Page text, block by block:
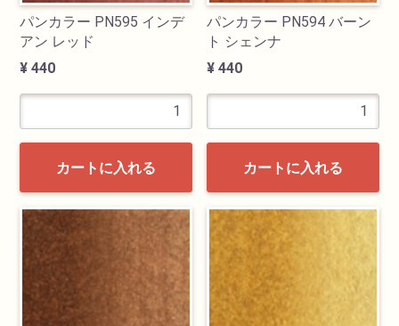
パンカラー PN595 インデ
アン レッド
¥ 440
カートに入れる
パンカラー PN594 バーン
ト シェンナ
¥ 440
カートに入れる
製図用品
キャンバス・パネル
書籍
U-ARTSオリジナルグッズ